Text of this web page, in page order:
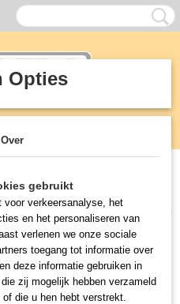
(0)
> RVS VLOERAFVOERPUT
40 MM
Opties
Over
gebruikt
voor verkeersanalyse, het
en het personaliseren van
verlenen we onze sociale
toegang tot informatie over
deze informatie gebruiken in
zij mogelijk hebben verzameld
die u hen hebt verstrekt.